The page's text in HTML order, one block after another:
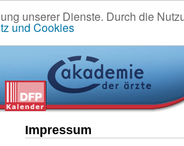
unserer Dienste. Durch die
und Cookies
Impressum